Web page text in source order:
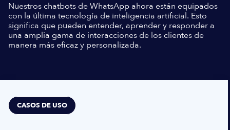
Nuestros chatbots de WhatsApp ahora están equipados
con la última tecnología de inteligencia artificial. Esto
significa que pueden entender, aprender y responder a
una amplia gama de interacciones de los clientes de
manera más eficaz y personalizada.
CASOS DE USO